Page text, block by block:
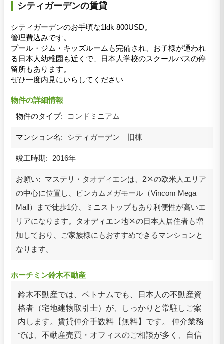
シティガーデンの賃貸
シティガーデンのお手頃な1ldk 800USD。
管理費込みです。
プール・ジム・キッズルームも完備され、お子様が通われ
る日本人幼稚園も近くで、日本人学校のスクールバスの停
留所もあります。
ぜひ一度内見にいらしてください
物件の詳細情報
物件のタイプ:
コンドミニアム
マンション名: シティガーデン 旧棟
竣工時期: 2016年
お願い:
マステリ・タオディエンは、2区の欧米人エリア
の中心に位置し、ビンカムメガモール（Vincom Mega
Mall）まで徒歩1分、ミニストップもあり利便性が高いエ
リアになります。タオディエン地区の日本人居住者も増
加しており、ご家族様にもおすすめできるマンションと
なります。
ホーチミン鈴木不動産
鈴木不動産では、ベトナムでも、日本人の不動産資
格者（宅地建物取引士）が、しっかりと常駐しご案
内します。賃貸仲介手数料【無料】です。 仲介業務
では、不動産売買・オフィスのご相談が多く、自信